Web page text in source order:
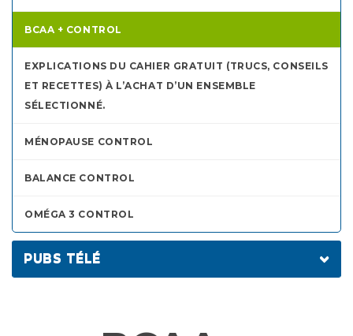
BCAA + CONTROL
EXPLICATIONS DU CAHIER GRATUIT (TRUCS, CONSEILS
ET RECETTES) À L’ACHAT D’UN ENSEMBLE
SÉLECTIONNÉ.
MÉNOPAUSE CONTROL
BALANCE CONTROL
OMÉGA 3 CONTROL
PUBS TÉLÉ